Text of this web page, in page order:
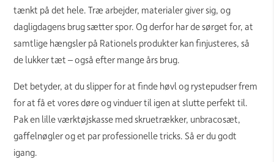
tænkt på det hele. Træ arbejder, materialer giver sig, og
dagligdagens brug sætter spor. Og derfor har de sørget for, at
samtlige hængsler på Rationels produkter kan finjusteres, så
de lukker tæt – også efter mange års brug.
Det betyder, at du slipper for at finde høvl og rystepudser frem
for at få et vores døre og vinduer til igen at slutte perfekt til.
Pak en lille værktøjskasse med skruetrækker, unbracosæt,
gaffelnøgler og et par professionelle tricks. Så er du godt
igang.